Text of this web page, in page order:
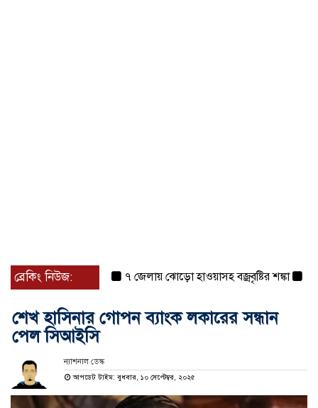
ব্রেকিং নিউজ: ৭ জেলায় ঝোড়ো হাওয়াসহ বজ্রবৃষ্টির শঙ্কা বগুড়া
শেখ হাসিনার গোপন ব্যাংক লকারের সন্ধান
পেল সিআইসি
ন্যাশনাল ডেস্ক
আপডেট টাইম: বুধবার, ১০ সেপ্টেম্বর, ২০২৫